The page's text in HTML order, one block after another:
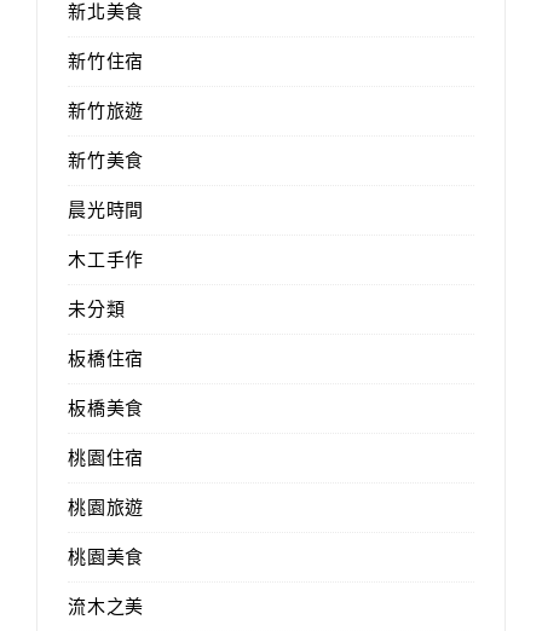
新北美食
新竹住宿
新竹旅遊
新竹美食
晨光時間
木工手作
未分類
板橋住宿
板橋美食
桃園住宿
桃園旅遊
桃園美食
流木之美